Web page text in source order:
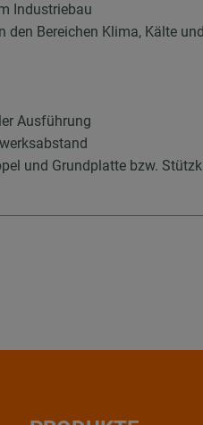
Industriebau
den Bereichen Klima, Kälte
Ausführung
und Grundplatte bzw.